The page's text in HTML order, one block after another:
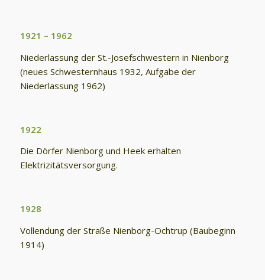
1921 – 1962
Niederlassung der St.-Josefschwestern in Nienborg
(neues Schwesternhaus 1932, Aufgabe der
Niederlassung 1962)
1922
Die Dörfer Nienborg und Heek erhalten
Elektrizitätsversorgung.
1928
Vollendung der Straße Nienborg-Ochtrup (Baubeginn
1914)